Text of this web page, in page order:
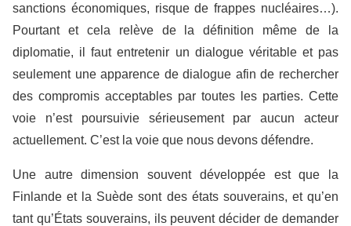
sanctions économiques, risque de frappes nucléaires…).
Pourtant et cela relève de la définition même de la
diplomatie, il faut entretenir un dialogue véritable et pas
seulement une apparence de dialogue afin de rechercher
des compromis acceptables par toutes les parties. Cette
voie n’est poursuivie sérieusement par aucun acteur
actuellement. C’est la voie que nous devons défendre.
Une autre dimension souvent développée est que la
Finlande et la Suède sont des états souverains, et qu’en
tant qu’États souverains, ils peuvent décider de demander